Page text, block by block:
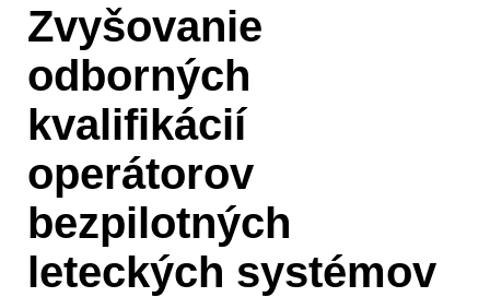
Zvyšovanie
odborných
kvalifikácií
operátorov
bezpilotných
leteckých systémov